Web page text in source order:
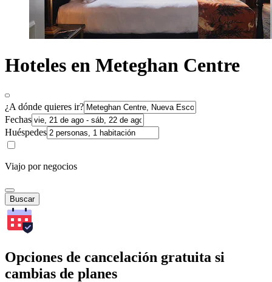
Hoteles en Meteghan Centre
¿A dónde quieres ir?
Fechas
Huéspedes
Viajo por negocios
Buscar
Opciones de cancelación gratuita si
cambias de planes